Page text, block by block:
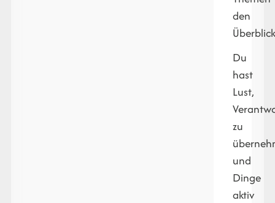
den
Du
hast
Lust,
zu
und
Dinge
aktiv